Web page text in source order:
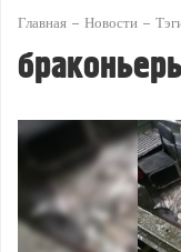
Главная Новости